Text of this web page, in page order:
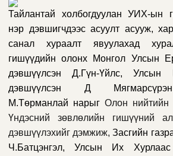
Тайлантай холбогдуулан УИХ-ын
нэр дэвшигчдээс асуулт асууж,
санал хураалт явуулахад
гишүүдийн олонх Монгол Улсын
дэвшүүлсэнД.Гүн-Үйлс,Улсын
дэвшүүлсэн Д
М.Төрманлай нарыг Олон нийтийн
Үндэсний зөвлөлийн гишүүний
дэвшүүлэхийг дэмжиж,Засгийн
Ч.Батцэнгэл,Улсын Их Хурлаас